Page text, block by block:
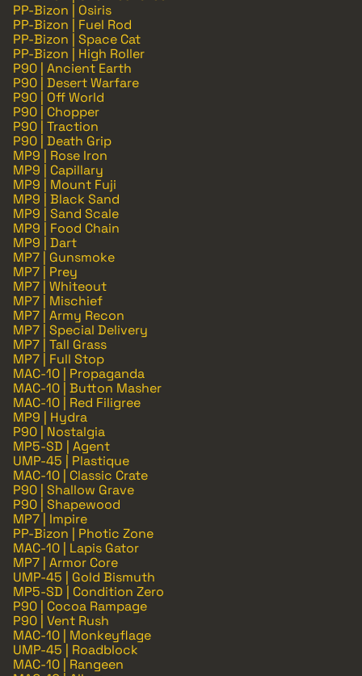
PP-Bizon | Osiris
PP-Bizon | Fuel Rod
PP-Bizon | Space Cat
PP-Bizon | High Roller
P90 | Ancient Earth
P90 | Desert Warfare
P90 | Off World
P90 | Chopper
P90 | Traction
P90 | Death Grip
MP9 | Rose Iron
MP9 | Capillary
MP9 | Mount Fuji
MP9 | Black Sand
MP9 | Sand Scale
MP9 | Food Chain
MP9 | Dart
MP7 | Gunsmoke
MP7 | Prey
MP7 | Whiteout
MP7 | Mischief
MP7 | Army Recon
MP7 | Special Delivery
MP7 | Tall Grass
MP7 | Full Stop
MAC-10 | Propaganda
MAC-10 | Button Masher
MAC-10 | Red Filigree
MP9 | Hydra
P90 | Nostalgia
MP5-SD | Agent
UMP-45 | Plastique
MAC-10 | Classic Crate
P90 | Shallow Grave
P90 | Shapewood
MP7 | Impire
PP-Bizon | Photic Zone
MAC-10 | Lapis Gator
MP7 | Armor Core
UMP-45 | Gold Bismuth
MP5-SD | Condition Zero
P90 | Cocoa Rampage
P90 | Vent Rush
MAC-10 | Monkeyflage
UMP-45 | Roadblock
MAC-10 | Rangeen